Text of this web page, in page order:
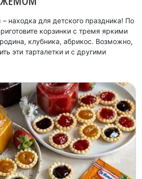
находка для детского праздника! По
корзинки с тремя яркими
клубника, абрикос. Возможно,
эти тарталетки и с другими